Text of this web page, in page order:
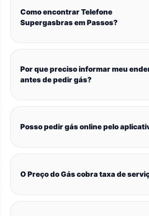
Como encontrar Telefone
Supergasbras em Passos?
Por que preciso informar meu
antes de pedir gás?
Posso pedir gás online pelo
O Preço do Gás cobra taxa de